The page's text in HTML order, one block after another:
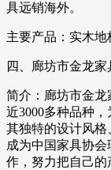
具远销海外。
主要产品：实木
四、廊坊市金龙家
简介：廊坊市金
近3000多种品种
其独特的设计风
成为中国家具协
作，努力把自己的